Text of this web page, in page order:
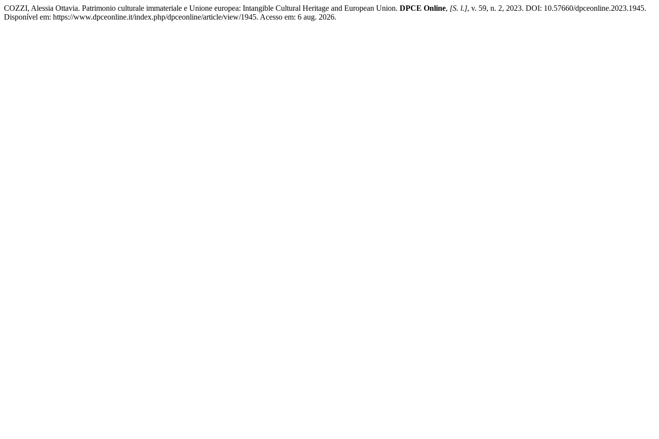
COZZI, Alessia Ottavia. Patrimonio culturale immateriale e Unione europea: Intangible Cultural Heritage and European Union. DPCE Online, [S. l.], v. 59, n. 2, 2023. DOI: 10.57660/dpceonline.2023.1945.
Disponível em: https://www.dpceonline.it/index.php/dpceonline/article/view/1945. Acesso em: 6 aug. 2026.